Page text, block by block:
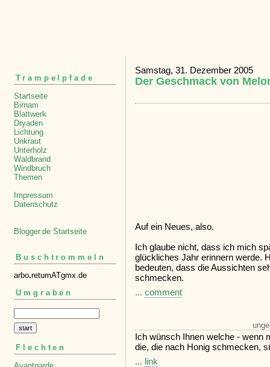
Trampelpfade
Startseite
Birnam
Blattwerk
Dryaden
Lichtung
Unkraut
Unterholz
Waldbrand
Windbruch
Themen
Impressum
Datenschutz
Blogger.de Startseite
Buschtrommeln
arbo.retumATgmx.de
Umgraben
Flechten
Samstag, 31. Dezember 2005
Der Geschmack von
Auf ein Neues, also.
Ich glaube nicht, dass ich mich
glückliches Jahr erinnern werde.
bedeuten, dass die Aussichten
schmecken.
... comment
Ich wünsch Ihnen welche - wenn
die, die nach Honig schmecken,
... link